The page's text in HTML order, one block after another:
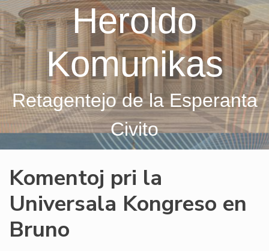
Heroldo
Komunikas
Retagentejo de la Esperanta
Civito
Komentoj pri la
Universala Kongreso en
Bruno